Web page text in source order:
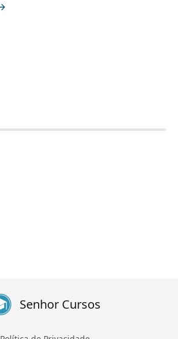
Senhor Cursos